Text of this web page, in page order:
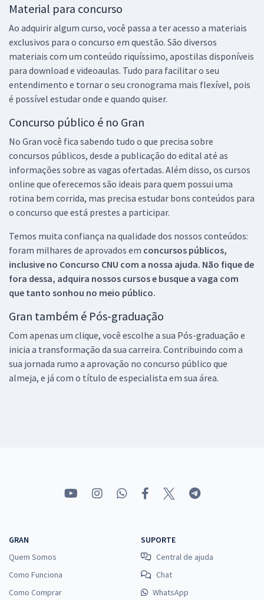
Material para concurso
Ao adquirir algum curso, você passa a ter acesso a materiais
exclusivos para o concurso em questão. São diversos
materiais com um conteúdo riquíssimo, apostilas disponíveis
para download e videoaulas. Tudo para facilitar o seu
entendimento e tornar o seu cronograma mais flexível, pois
é possível estudar onde e quando quiser.
Concurso público é no Gran
No Gran você fica sabendo tudo o que precisa sobre
concursos públicos, desde a publicação do edital até as
informações sobre as vagas ofertadas. Além disso, os cursos
online que oferecemos são ideais para quem possui uma
rotina bem corrida, mas precisa estudar bons conteúdos para
o concurso que está prestes a participar.
Temos muita confiança na qualidade dos nossos conteúdos:
foram milhares de aprovados em concursos públicos,
inclusive no Concurso CNU com a nossa ajuda. Não fique de
fora dessa, adquira nossos cursos e busque a vaga com
que tanto sonhou no meio público.
Gran também é Pós-graduação
Com apenas um clique, você escolhe a sua Pós-graduação e
inicia a transformação da sua carreira. Contribuindo com a
sua jornada rumo a aprovação no concurso público que
almeja, e já com o título de especialista em sua área.
GRAN
Quem Somos
Como Funciona
Como Comprar
SUPORTE
Central de ajuda
Chat
WhatsApp